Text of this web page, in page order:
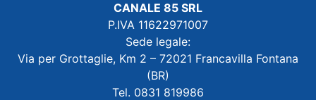
CANALE 85 SRL
P.IVA 11622971007
Sede legale:
Via per Grottaglie, Km 2 – 72021 Francavilla Fontana
(BR)
Tel. 0831 819986